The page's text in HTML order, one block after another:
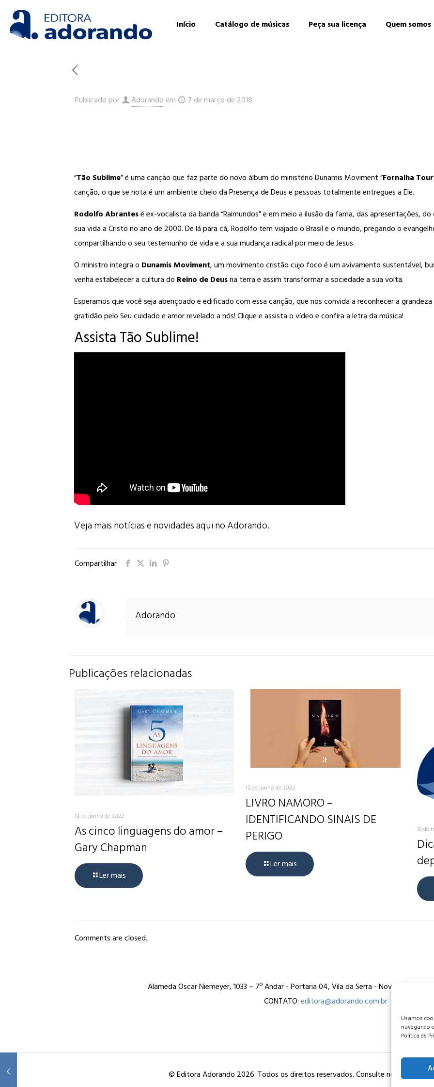
Usamos
navegando
Política de
Início Catálogo de músicas Peça sua licença Quem somos
Publicado por Adorandoem 7 de março de 2018
“Tão Sublime” é uma canção que faz parte do novo álbum do ministério Dunamis Moviment “Fornalha Tour
canção, o que se nota é um ambiente cheio da Presença de Deus e pessoas totalmente entregues a Ele.
Rodolfo Abrantesé ex-vocalista da banda “Raimundos” e em meio a ilusão da fama, das apresentações,
sua vida a Cristo no ano de 2000. De lá para cá, Rodolfo tem viajado o Brasil e o mundo, pregando o
compartilhando o seu testemunho de vida e a sua mudança radical por meio de Jesus.
O ministro integra o Dunamis Moviment, um movimento cristão cujo foco é um avivamento sustentável,
venha estabelecer a cultura do Reino de Deusna terra e assim transformar a sociedade a sua volta.
Esperamos que você seja abençoado e edificado com essa canção, que nos convida a reconhecer a
gratidão pelo Seu cuidado e amor revelado a nós! Clique e assista o vídeo e confira a letra da música!
Assista Tão Sublime!
Veja mais notícias e novidades aqui no Adorando.
Compartilhar
Adorando
Publicações relacionadas
12 de junho de 2022
As cinco linguagens do amor –
Gary Chapman
Ler mais
12 de junho de 2022
LIVRO NAMORO –
IDENTIFICANDO SINAIS DE
PERIGO
Ler mais
13 de
Comments are closed.
Alameda Oscar Niemeyer, 1033 – 7º Andar - Portaria 04, Vila da Serra - Nova Lima/
CONTATO:editora@adorando.com.br
© Editora Adorando 2026. Todos os direitos reservados. Consulte nossa